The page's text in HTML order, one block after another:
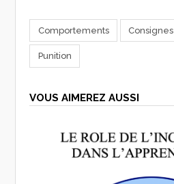
Comportements Consignes
Punition
VOUS AIMEREZ AUSSI